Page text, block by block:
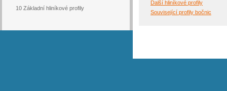
10 Základní hliníkové profily
Další hliníkové profily
Související profily bočnic